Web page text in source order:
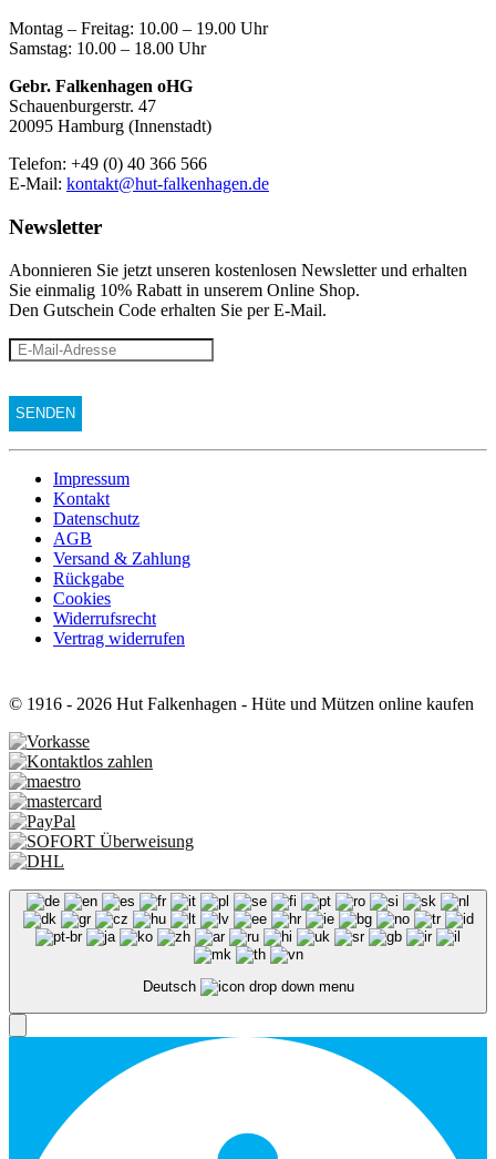
Montag – Freitag: 10.00 – 19.00 Uhr
Samstag: 10.00 – 18.00 Uhr
Gebr. Falkenhagen oHG
Schauenburgerstr. 47
20095 Hamburg (Innenstadt)
Telefon: +49 (0) 40 366 566
E-Mail: kontakt@hut-falkenhagen.de
Newsletter
Abonnieren Sie jetzt unseren kostenlosen Newsletter und erhalten
Sie einmalig 10% Rabatt in unserem Online Shop.
Den Gutschein Code erhalten Sie per E-Mail.
Impressum
Kontakt
Datenschutz
AGB
Versand & Zahlung
Rückgabe
Cookies
Widerrufsrecht
Vertrag widerrufen
© 1916 - 2026 Hut Falkenhagen - Hüte und Mützen online kaufen
Deutsch